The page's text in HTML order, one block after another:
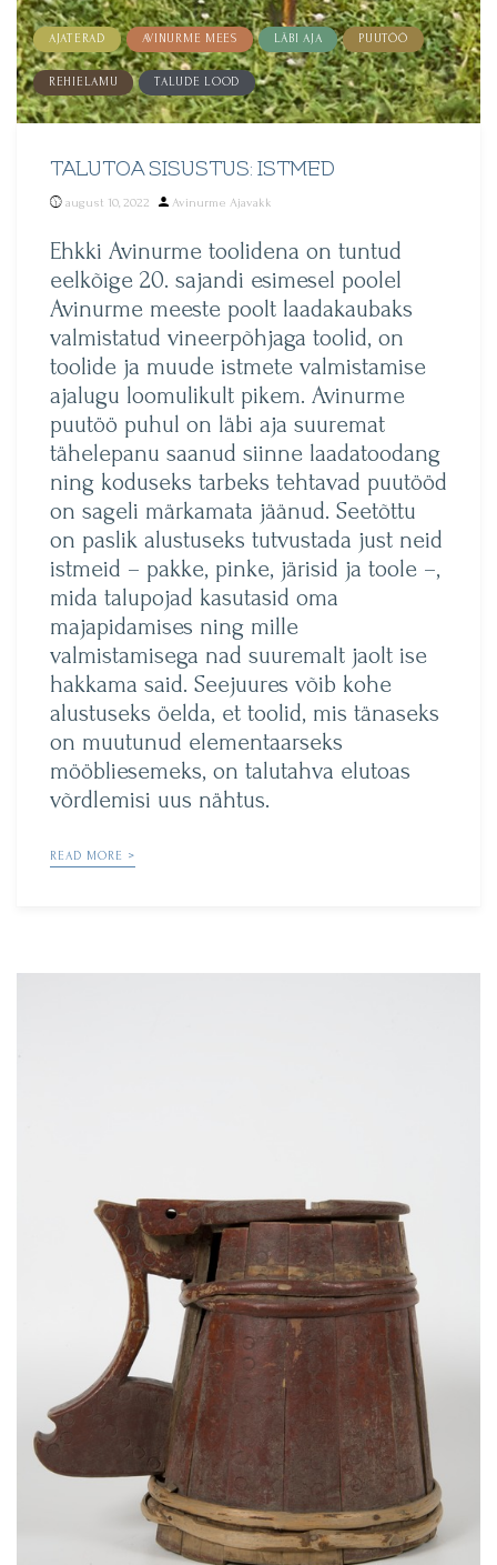
AJATERAD AVINURME MEES LÄBI AJA PUUTÖÖ
REHIELAMU TALUDE LOOD
TALUTOA SISUSTUS: ISTMED
august 10, 2022
Posted
Avinurme Ajavakk
Ehkki Avinurme toolidena on tuntud
eelkõige 20. sajandi esimesel poolel
Avinurme meeste poolt laadakaubaks
valmistatud vineerpõhjaga toolid, on
toolide ja muude istmete valmistamise
ajalugu loomulikult pikem. Avinurme
puutöö puhul on läbi aja suuremat
tähelepanu saanud siinne laadatoodang
ning koduseks tarbeks tehtavad puutööd
on sageli märkamata jäänud. Seetõttu
on paslik alustuseks tutvustada just neid
istmeid – pakke, pinke, järisid ja toole –,
mida talupojad kasutasid oma
majapidamises ning mille
valmistamisega nad suuremalt jaolt ise
hakkama said. Seejuures võib kohe
alustuseks öelda, et toolid, mis tänaseks
on muutunud elementaarseks
mööbliesemeks, on talutahva elutoas
võrdlemisi uus nähtus.
READ MORE >